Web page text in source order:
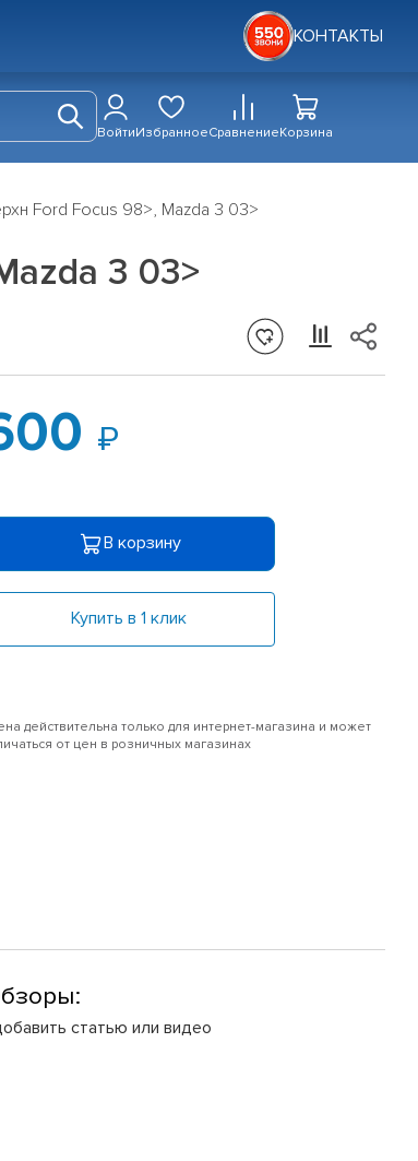
КОНТАКТЫ
ВойтиИзбранноеСравнениеКорзина
Ford Focus 98>, Mazda 3 03>
3 03>
В корзину
Купить в 1 клик
действительна только для интернет-магазина и может
от цен в розничных магазинах
статью или видео